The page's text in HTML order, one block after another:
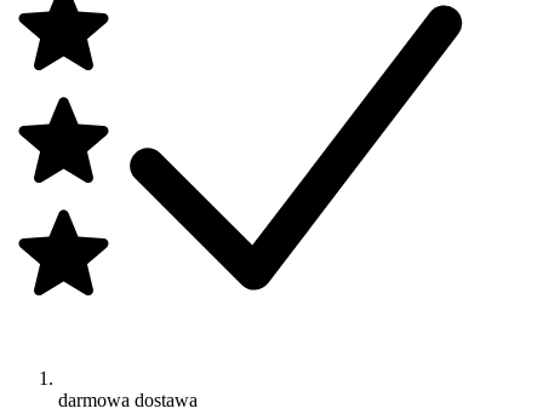
darmowa dostawa